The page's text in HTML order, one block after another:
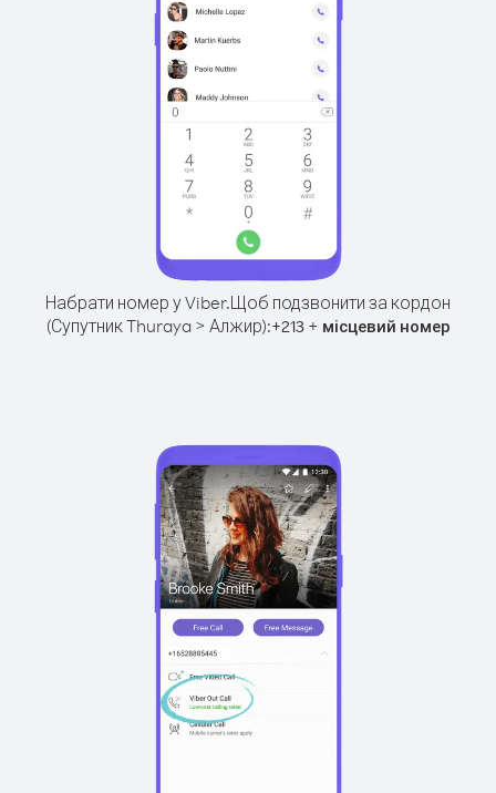
Набрати номер у Viber.Щоб подзвонити за кордон
(Супутник Thuraya > Алжир):+213+ місцевий номер